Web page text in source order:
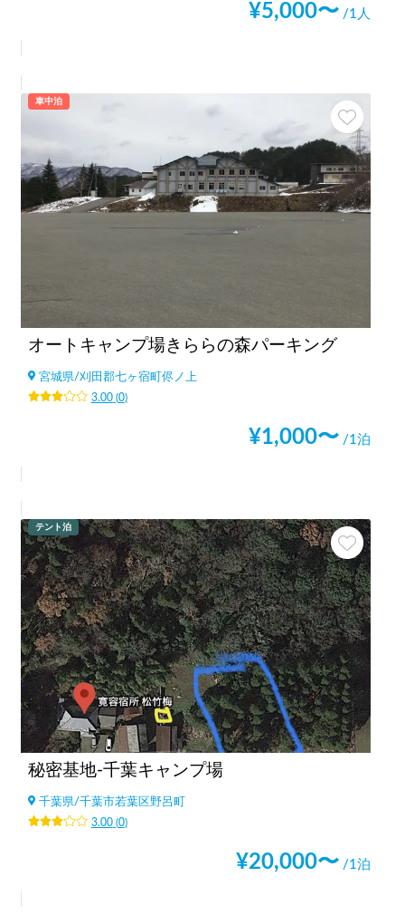
¥5,000〜 /1人
車中泊
オートキャンプ場きららの森パーキング
宮城県/刈田郡七ヶ宿町侭ノ上
3.00(0)
¥1,000〜 /1泊
テント泊
秘密基地-千葉キャンプ場
千葉県/千葉市若葉区野呂町
3.00(0)
¥20,000〜 /1泊